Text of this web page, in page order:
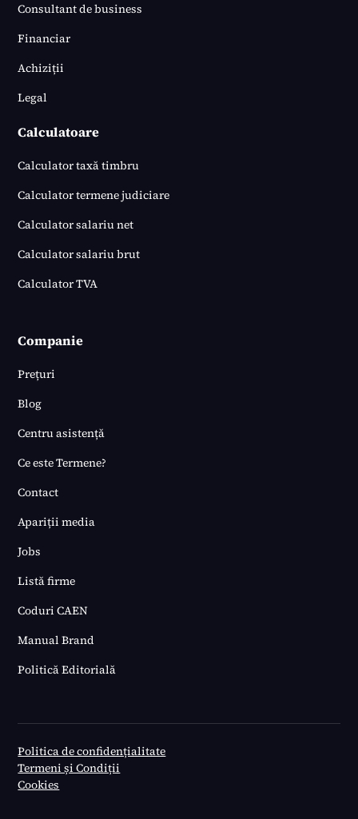
Consultant de business
Financiar
Achiziții
Legal
Calculatoare
Calculator taxă timbru
Calculator termene judiciare
Calculator salariu net
Calculator salariu brut
Calculator TVA
Companie
Prețuri
Blog
Centru asistență
Ce este Termene?
Contact
Apariții media
Jobs
Listă firme
Coduri CAEN
Manual Brand
Politică Editorială
Politica de confidențialitate
Termeni și Condiții
Cookies